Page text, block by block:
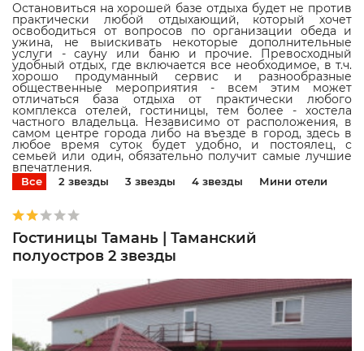
Остановиться на хорошей базе отдыха будет не против
практически любой отдыхающий, который хочет
освободиться от вопросов по организации обеда и
ужина, не выискивать некоторые дополнительные
услуги - сауну или баню и прочие. Превосходный
удобный отдых, где включается все необходимое, в т.ч.
хорошо продуманный сервис и разнообразные
общественные мероприятия - всем этим может
отличаться база отдыха от практически любого
комплекса отелей, гостиницы, тем более - хостела
частного владельца. Независимо от расположения, в
самом центре города либо на въезде в город, здесь в
любое время суток будет удобно, и постоялец, с
семьей или один, обязательно получит самые лучшие
впечатления.
Все 2 звезды 3 звезды 4 звезды Мини отели
Гостиницы Тамань | Таманский
полуостров 2 звезды